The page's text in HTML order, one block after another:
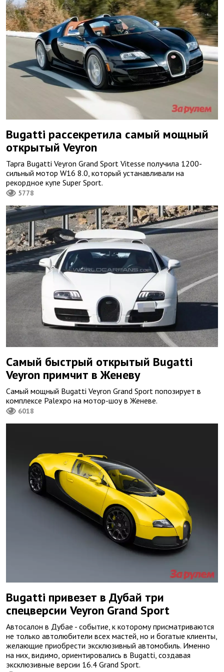
Bugatti рассекретила самый мощный
открытый Veyron
Тарга Bugatti Veyron Grand Sport Vitesse получила 1200-
сильный мотор W16 8.0, который устанавливали на
рекордное купе Super Sport.
5778
Самый быстрый открытый Bugatti
Veyron примчит в Женеву
Самый мощный Bugatti Veyron Grand Sport попозирует в
комплексе Palexpo на мотор-шоу в Женеве.
6018
Bugatti привезет в Дубай три
спецверсии Veyron Grand Sport
Автосалон в Дубае - событие, к которому присматриваются
не только автолюбители всех мастей, но и богатые клиенты,
желающие приобрести эксклюзивный автомобиль. Именно
на них, видимо, ориентировались в Bugatti, создавая
эксклюзивные версии 16.4 Grand Sport.